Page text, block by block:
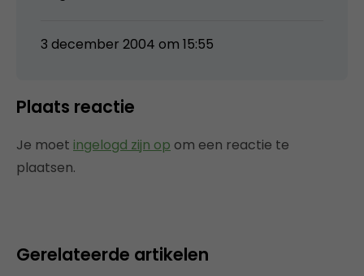
3 december 2004 om 15:55
Plaats reactie
Je moet ingelogd zijn op om een reactie te
plaatsen.
Gerelateerde artikelen